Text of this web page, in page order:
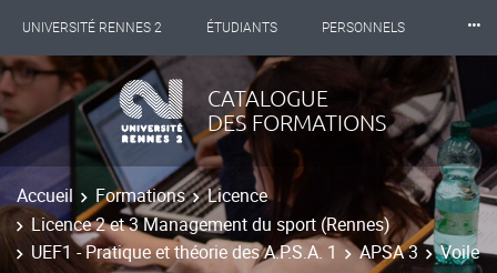
UNIVERSITÉ RENNES 2 ÉTUDIANTS PERSONNELS
INTERNATIONAL PROFESSIONNELS BIBLIOTHÈQUES
LES NOUVELLES DE RENNES 2
⸱⸱⸱
CATALOGUE
DES FORMATIONS
Accueil Formations
Licence
Licence 2 et 3 Management du sport (Rennes)
UEF1 - Pratique et théorie des A.P.S.A. 1
APSA 3 Voile